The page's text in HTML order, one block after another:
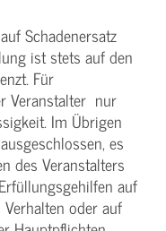
Schadenersatz
ist stets auf den
Für
Veranstalter nur
Im Übrigen
es
des Veranstalters
auf
oder auf